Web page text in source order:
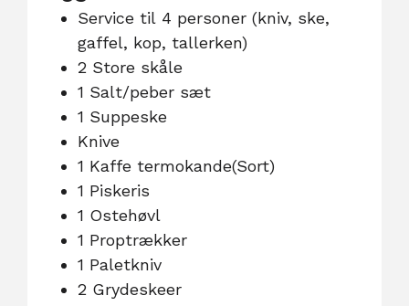
Service til 4 personer (kniv, ske,
gaffel, kop, tallerken)
2 Store skåle
1 Salt/peber sæt
1 Suppeske
Knive
1 Kaffe termokande(Sort)
1 Piskeris
1 Ostehøvl
1 Proptrækker
1 Paletkniv
2 Grydeskeer